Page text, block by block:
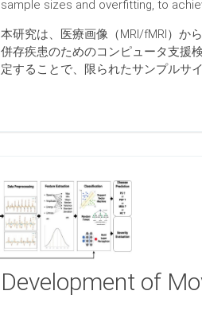
sample sizes and overfitting, to
本研究は、医療画像（MRI/fMRI）か
併存疾患のためのコンピュータ支援
定することで、限られたサンプルサ
Development of